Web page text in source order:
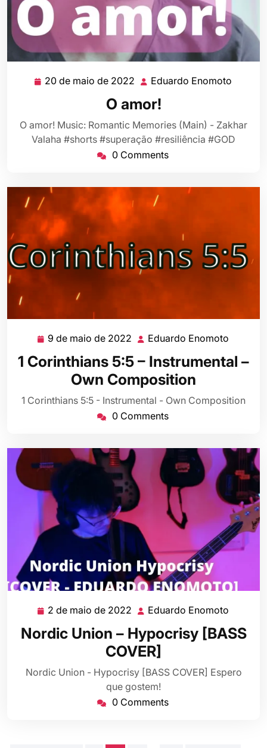
20 de maio de 2022 20
maio
de
2022
Eduardo Enomoto
O amor!
O amor! Music: Romantic Memories (Main) - Zakhar
Valaha #shorts #superação #resiliência #GOD
0 Comments
9 de maio de 2022 9
de
maio
de
2022
Eduardo Enomoto
1 Corinthians 5:5 – Instrumental –
Own Composition
1 Corinthians 5:5 - Instrumental - Own Composition
0 Comments
2 de maio de 2022 2
de
maio
de
2022
Eduardo Enomoto
Nordic Union – Hypocrisy [BASS
COVER]
Nordic Union - Hypocrisy [BASS COVER] Espero
que gostem!
0 Comments